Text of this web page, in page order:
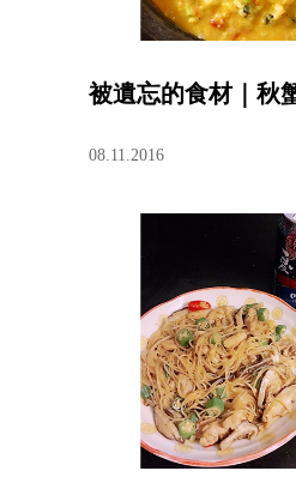
被遺忘的食材｜秋
08.11.2016